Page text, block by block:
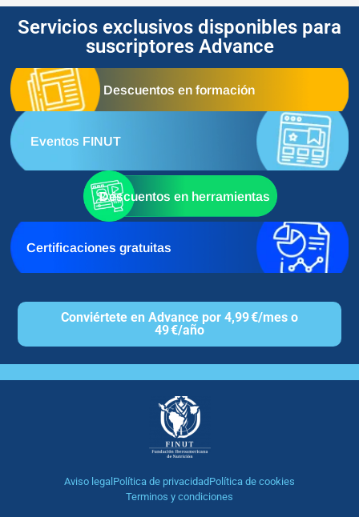
Servicios exclusivos disponibles para
suscriptores Advance
Descuentos en formación
Eventos FINUT
Descuentos en herramientas
Certificaciones gratuitas
Conviértete en Advance por 4,99 €/mes o
49 €/año
Aviso legal Política de privacidadPolítica de cookies
Terminos y condiciones